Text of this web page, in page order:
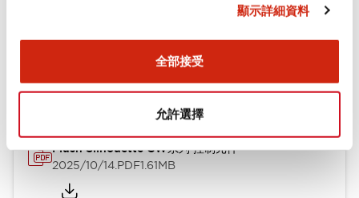
顯示詳細資料
全部接受
允許選擇
型錄和宣傳手冊 CAD檔 認證與標準
Flush Silhouette CW系列 控制元件
2025/10/14.PDF1.61MB